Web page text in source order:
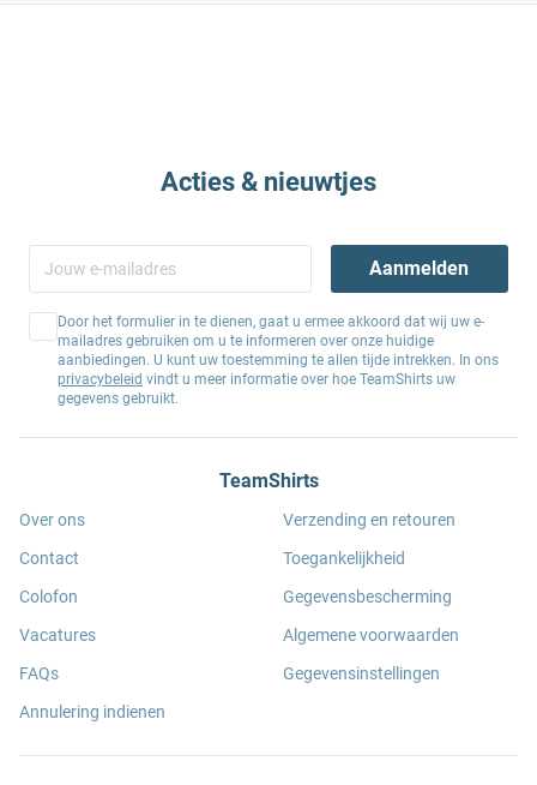
Acties & nieuwtjes
Aanmelden
Door het formulier in te dienen, gaat u ermee akkoord dat wij uw e-
mailadres gebruiken om u te informeren over onze huidige
aanbiedingen. U kunt uw toestemming te allen tijde intrekken. In ons
privacybeleid vindt u meer informatie over hoe TeamShirts uw
gegevens gebruikt.
TeamShirts
Over ons
Contact
Colofon
Vacatures
FAQs
Annulering indienen
Verzending en retouren
Toegankelijkheid
Gegevensbescherming
Algemene voorwaarden
Gegevensinstellingen